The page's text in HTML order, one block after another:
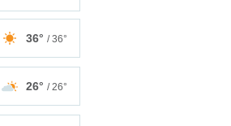
36° / 36°
26° / 26°